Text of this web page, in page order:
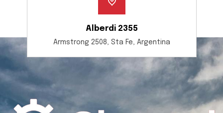
Alberdi 2355
Armstrong 2508, Sta Fe, Argentina